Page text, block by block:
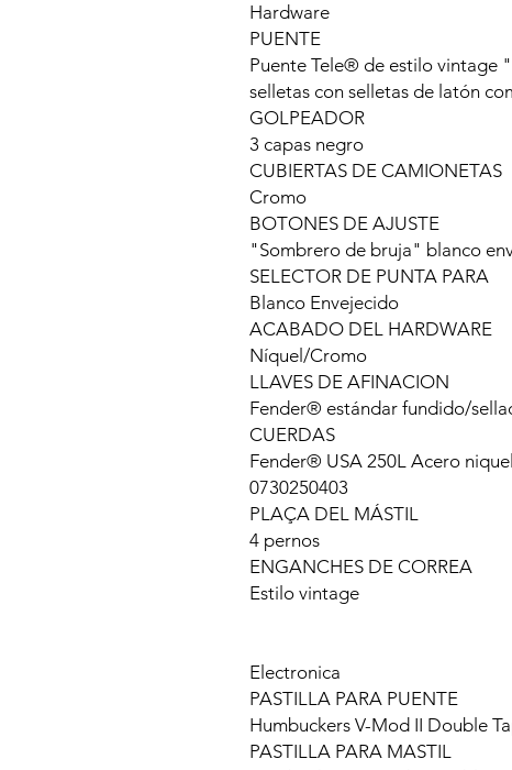
Hardware
PUENTE
Puente Tele® de estilo vintage
selletas con selletas de latón
GOLPEADOR
3 capas negro
CUBIERTAS DE CAMIONETAS
Cromo
BOTONES DE AJUSTE
"Sombrero de bruja" blanco
SELECTOR DE PUNTA PARA
Blanco Envejecido
ACABADO DEL HARDWARE
Níquel/Cromo
LLAVES DE AFINACION
Fender® estándar fundido/
CUERDAS
Fender® USA 250L Acero
0730250403
PLAÇA DEL MÁSTIL
4 pernos
ENGANCHES DE CORREA
Estilo vintage
Electronica
PASTILLA PARA PUENTE
Humbuckers V-Mod II Double
PASTILLA PARA MASTIL